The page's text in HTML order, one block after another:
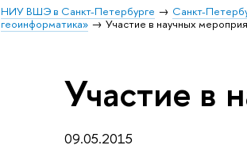
НИУ ВШЭ в Санкт-Петербурге Санкт-
геоинформатика»
Участие в научных
Участие в
09.05.2015